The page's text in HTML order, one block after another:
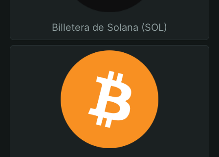
Billetera de Solana (SOL)